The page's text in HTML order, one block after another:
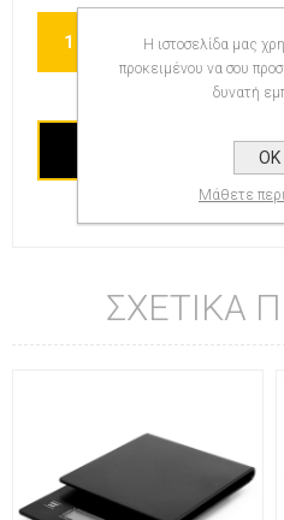
ΣΧΕΤΙΚΆ
Η ιστοσελίδα μας
προκειμένου να σου
δυνατή
OK
Μάθετε